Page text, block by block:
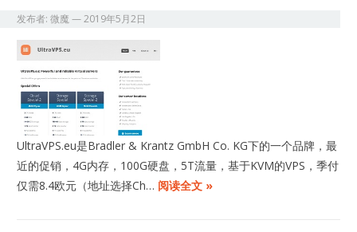
发布者:微魔—2019年5月2日
UltraVPS.eu是Bradler & Krantz GmbH Co. KG下的一个品牌，最
近的促销，4G内存，100G硬盘，5T流量，基于KVM的VPS，季付
仅需8.4欧元（地址选择Ch… 阅读全文 »